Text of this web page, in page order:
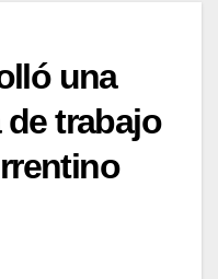
una
trabajo